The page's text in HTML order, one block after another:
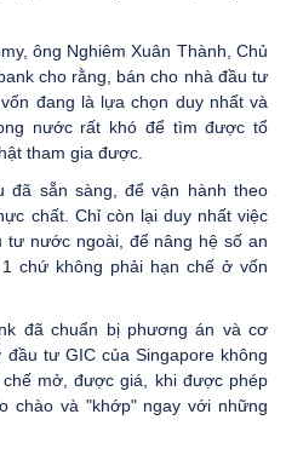
ông Nghiêm Xuân Thành, Chủ
cho rằng, bán cho nhà đầu tư
đang là lựa chọn duy nhất và
nước rất khó để tìm được tổ
tham gia được.
đã sẵn sàng, để vận hành theo
chất. Chỉ còn lại duy nhất việc
tư nước ngoài, để nâng hệ số an
chứ không phải hạn chế ở vốn
đã chuẩn bị phương án và cơ
tư GIC của Singapore không
mở, được giá, khi được phép
chào và "khớp" ngay với những